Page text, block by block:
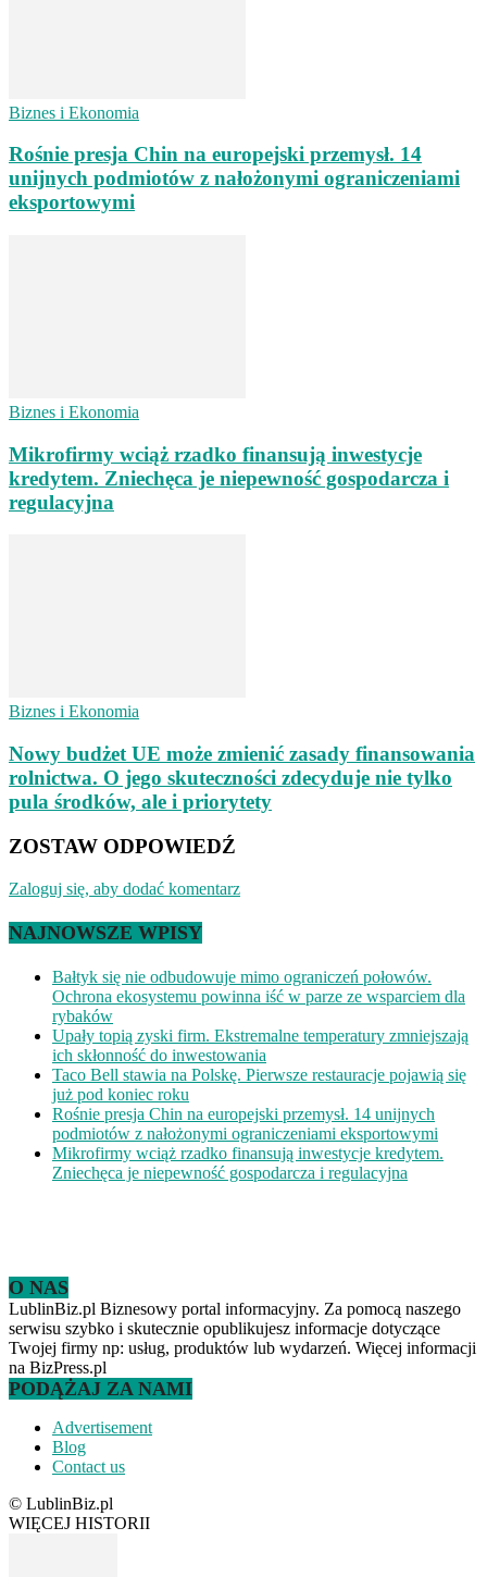
Biznes i Ekonomia
Rośnie presja Chin na europejski przemysł. 14
unijnych podmiotów z nałożonymi ograniczeniami
eksportowymi
Biznes i Ekonomia
Mikrofirmy wciąż rzadko finansują inwestycje
kredytem. Zniechęca je niepewność gospodarcza i
regulacyjna
Biznes i Ekonomia
Nowy budżet UE może zmienić zasady finansowania
rolnictwa. O jego skuteczności zdecyduje nie tylko
pula środków, ale i priorytety
ZOSTAW ODPOWIEDŹ
Zaloguj się, aby dodać komentarz
NAJNOWSZE WPISY
Bałtyk się nie odbudowuje mimo ograniczeń połowów.
Ochrona ekosystemu powinna iść w parze ze wsparciem dla
rybaków
Upały topią zyski firm. Ekstremalne temperatury zmniejszają
ich skłonność do inwestowania
Taco Bell stawia na Polskę. Pierwsze restauracje pojawią się
już pod koniec roku
Rośnie presja Chin na europejski przemysł. 14 unijnych
podmiotów z nałożonymi ograniczeniami eksportowymi
Mikrofirmy wciąż rzadko finansują inwestycje kredytem.
Zniechęca je niepewność gospodarcza i regulacyjna
O NAS
LublinBiz.pl Biznesowy portal informacyjny. Za pomocą naszego
serwisu szybko i skutecznie opublikujesz informacje dotyczące
Twojej firmy np: usług, produktów lub wydarzeń. Więcej informacji
na BizPress.pl
PODĄŻAJ ZA NAMI
Advertisement
Blog
Contact us
© LublinBiz.pl
WIĘCEJ HISTORII